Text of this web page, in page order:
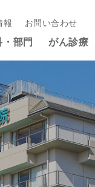
報 お問い合わせ
部門 がん診療